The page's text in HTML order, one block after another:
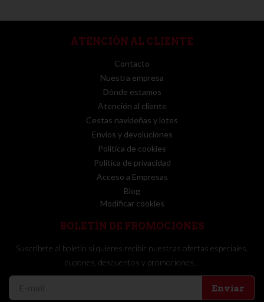
ATENCIÓN AL CLIENTE
Contacto
Nuestra empresa
Dónde estamos
Atención al cliente
Cestas navideñas y lotes
Envíos y devoluciones
Política de cookies
Política de privacidad
Acceso a Empresas
Blog
Modificar cookies
BOLETÍN DE PROMOCIONES
Suscríbete al boletín si quieres recibir nuestras ofertas especiales,
cupones, descuentos y promociones…
Enviar